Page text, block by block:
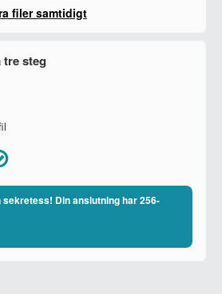
filer samtidigt
tre steg
Din anslutning har 256-